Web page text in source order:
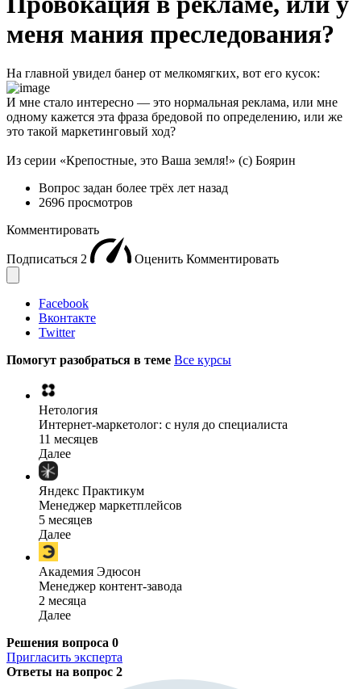
меня мания преследования?
На главной увидел банер от мелкомягких, вот его кусок:
И мне стало интересно — это нормальная реклама, или мне
одному кажется эта фраза бредовой по определению, или же
это такой маркетинговый ход?
Из серии «Крепостные, это Ваша земля!» (с) Боярин
Вопрос задан более трёх лет назад
2696 просмотров
Комментировать
Подписаться 2 Оценить Комментировать
Facebook
Вконтакте
Twitter
Помогут разобраться в теме Все курсы
Нетология
Интернет-маркетолог: с нуля до cпециалиста
11 месяцев
Далее
Яндекс Практикум
Менеджер маркетплейсов
5 месяцев
Далее
Академия Эдюсон
Менеджер контент-завода
2 месяца
Далее
Решения вопроса 0
Пригласить эксперта
Ответы на вопрос 2